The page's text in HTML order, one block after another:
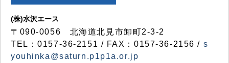
(株)水沢エース
〒090-0056 北海道北見市卸町2-3-2
TEL：0157-36-2151 / FAX：0157-36-2156 / s
youhinka@saturn.p1p1a.or.jp